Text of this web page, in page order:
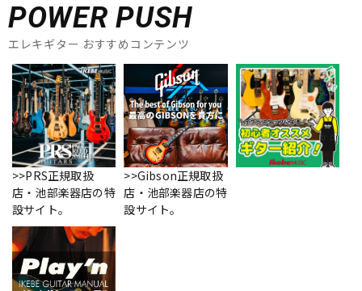
POWER PUSH
エレキギター おすすめコンテンツ
>>PRS正規取扱
店・池部楽器店の特
設サイト。
>>Gibson正規取扱
店・池部楽器店の特
設サイト。